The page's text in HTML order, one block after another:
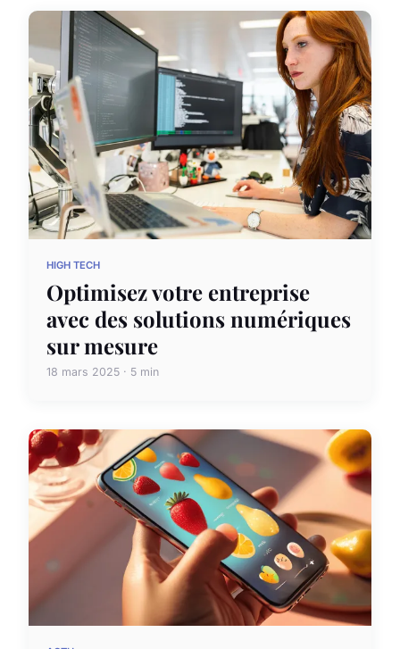
HIGH TECH
Optimisez votre entreprise
avec des solutions numériques
sur mesure
18 mars 2025 · 5 min